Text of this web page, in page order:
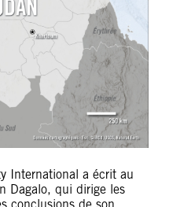
International a écrit au
Dagalo, qui dirige les
conclusions de son